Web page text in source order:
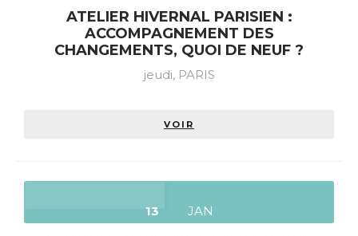
ATELIER HIVERNAL PARISIEN :
ACCOMPAGNEMENT DES
CHANGEMENTS, QUOI DE NEUF ?
jeudi, PARIS
VOIR
13 JAN